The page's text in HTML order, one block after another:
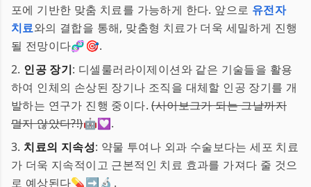
포에 기반한 맞춤 치료를 가능하게 한다. 앞으로 유전자
치료와의 결합을 통해, 맞춤형 치료가 더욱 세밀하게 진행
될 전망이다🧬🎯.
2. 인공 장기: 디셀룰러라이제이션와 같은 기술들을 활용
하여 인체의 손상된 장기나 조직을 대체할 인공 장기를 개
발하는 연구가 진행 중이다.(사이보그가 되는 그날까지
멀지 않았다?!)🤖💟.
3.치료의 지속성: 약물 투여나 외과 수술보다는 세포 치료
가 더욱 지속적이고 근본적인 치료 효과를 가져다 줄 것으
로 예상된다💊➡️🔬.